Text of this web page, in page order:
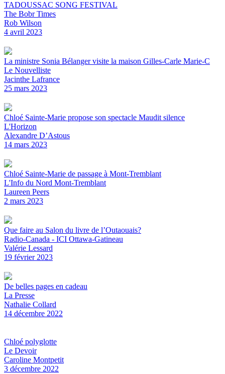
TADOUSSAC SONG FESTIVAL
The Bobr Times
Rob Wilson
4 avril 2023
La ministre Sonia Bélanger visite la maison Gilles-Carle Marie-C
Le Nouvelliste
Jacinthe Lafrance
25 mars 2023
Chloé Sainte-Marie propose son spectacle Maudit silence
L'Horizon
Alexandre D’Astous
14 mars 2023
Chloé Sainte-Marie de passage à Mont-Tremblant
L'Info du Nord Mont-Tremblant
Laureen Peers
2 mars 2023
Que faire au Salon du livre de l’Outaouais?
Radio-Canada - ICI Ottawa-Gatineau
Valérie Lessard
19 février 2023
De belles pages en cadeau
La Presse
Nathalie Collard
14 décembre 2022
Chloé polyglotte
Le Devoir
Caroline Montpetit
3 décembre 2022